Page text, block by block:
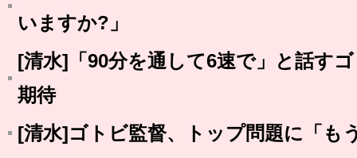
いますか?」
[清水]「90分を通して6速で」と話す
期待
[清水]ゴトビ監督、トップ問題に「も